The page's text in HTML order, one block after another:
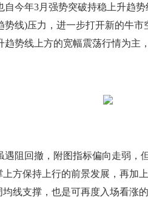
年3月强势突破持稳上升趋势
势线)压力，进一步打开新的牛
势线上方的宽幅震荡行情为主
回撤，附图指标偏向走弱，
上方保持上行的前景发展，再加
线支撑，也是可再度入场看涨